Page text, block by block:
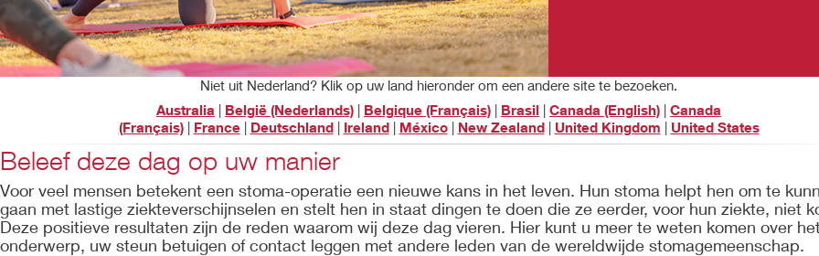
Niet uit Nederland? Klik op uw land hieronder om een andere site te bezoeken.
Australia | België (Nederlands) | Belgique (Français) | Brasil | Canada (English) | Canada
(Français)| France| Deutschland| Ireland| México| New Zealand| United Kingdom | United States
Beleef deze dag op uw manier
Voor veel mensen betekent een stoma-operatie een nieuwe kans in het leven. Hun stoma helpt hen om te
gaan met lastige ziekteverschijnselen en stelt hen in staat dingen te doen die ze eerder, voor hun ziekte, niet
Deze positieve resultaten zijn de reden waarom wij deze dag vieren. Hier kunt u meer te weten komen over
onderwerp, uw steun betuigen of contact leggen met andere leden van de wereldwijde stomagemeenschap.